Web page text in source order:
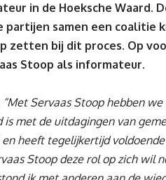
in de Hoeksche Waard.
samen een coalitie
zetten bij dit proces. Op
Stoop als informateur.
“Met Servaas Stoop hebben
met de uitdagingen van
heeft tegelijkertijd
Stoop deze rol op zich wil